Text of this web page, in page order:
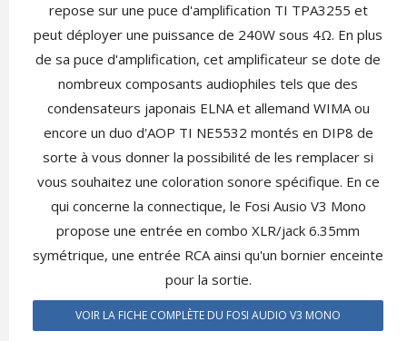
repose sur une puce d'amplification TI TPA3255 et
peut déployer une puissance de 240W sous 4Ω. En plus
de sa puce d'amplification, cet amplificateur se dote de
nombreux composants audiophiles tels que des
condensateurs japonais ELNA et allemand WIMA ou
encore un duo d'AOP TI NE5532 montés en DIP8 de
sorte à vous donner la possibilité de les remplacer si
vous souhaitez une coloration sonore spécifique. En ce
qui concerne la connectique, le Fosi Ausio V3 Mono
propose une entrée en combo XLR/jack 6.35mm
symétrique, une entrée RCA ainsi qu'un bornier enceinte
pour la sortie.
VOIR LA FICHE COMPLÈTE DU FOSI AUDIO V3 MONO